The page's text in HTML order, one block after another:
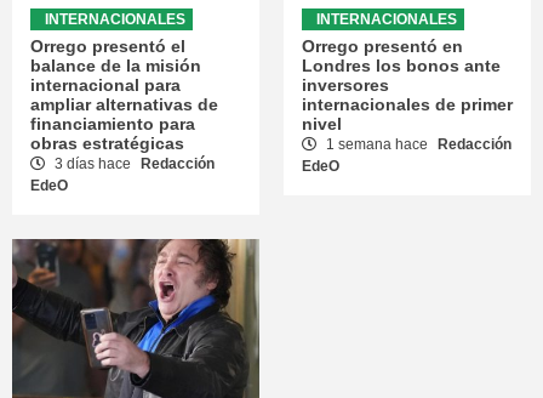
INTERNACIONALES
Orrego presentó el
balance de la misión
internacional para
ampliar alternativas de
financiamiento para
obras estratégicas
3 días hace
Redacción
EdeO
INTERNACIONALES
Orrego presentó en
Londres los bonos ante
inversores
internacionales de primer
nivel
1 semana hace
Redacción
EdeO